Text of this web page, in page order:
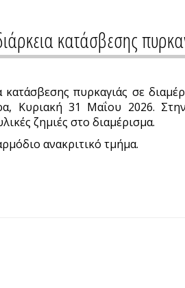
κατάσβεσης
κατάσβεσης πυρκαγιάς σε
Κυριακή 31 Μαΐου 2026. Στην
ζημιές στο διαμέρισμα.
ανακριτικό τμήμα.